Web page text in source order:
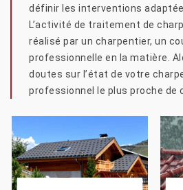
définir les interventions
L’activité de traitement de
réalisé par un charpentier, un
professionnelle en la matière.
doutes sur l’état de votre
professionnel le plus proche de